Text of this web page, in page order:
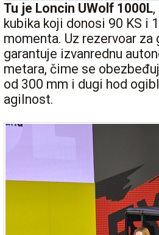
Tu je Loncin UWolf 1000L
kubika koji donosi 90 KS i
momenta. Uz rezervoar
garantuje izvanrednu
metara, čime se
od 300 mm i dugi hod
agilnost.